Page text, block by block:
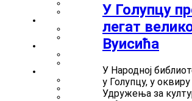
У Голупцу
легат
Вуисића
У Народној
у Голупцу, у
Удружења за